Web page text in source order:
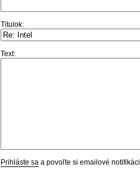
Titulok:
Text:
Prihláste sa a povoľte si emailové